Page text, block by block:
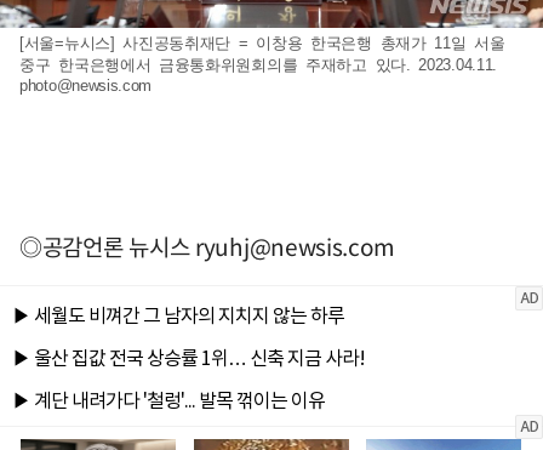
[서울=뉴시스] 사진공동취재단 = 이창용 한국은행 총재가 11일 서울
중구 한국은행에서 금융통화위원회의를 주재하고 있다. 2023.04.11.
photo@newsis.com
◎공감언론 뉴시스ryuhj@newsis.com